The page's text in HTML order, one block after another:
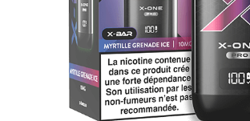
MON COMPTE